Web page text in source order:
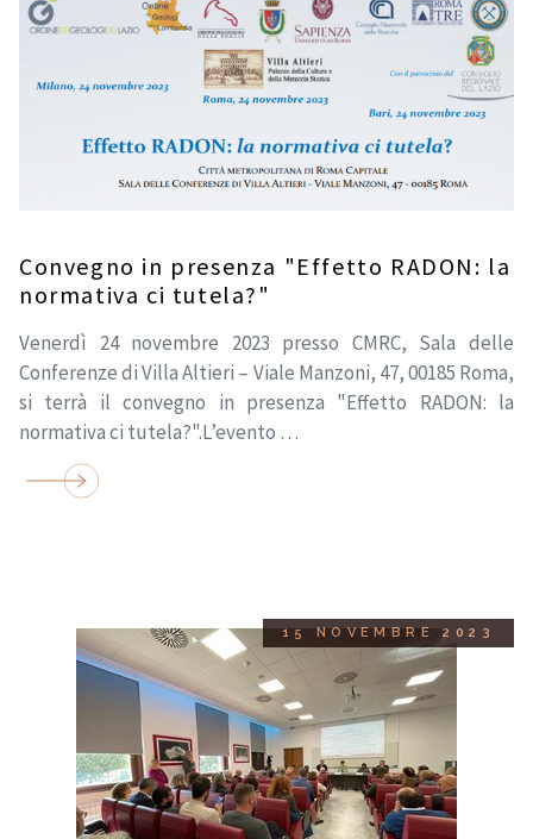
Convegno in presenza "Effetto RADON: la
normativa ci tutela?"
Venerdì 24 novembre 2023 presso CMRC, Sala delle
Conferenze di Villa Altieri – Viale Manzoni, 47, 00185 Roma,
si terrà il convegno in presenza "Effetto RADON: la
normativa ci tutela?".L’evento …
15 NOVEMBRE 2023